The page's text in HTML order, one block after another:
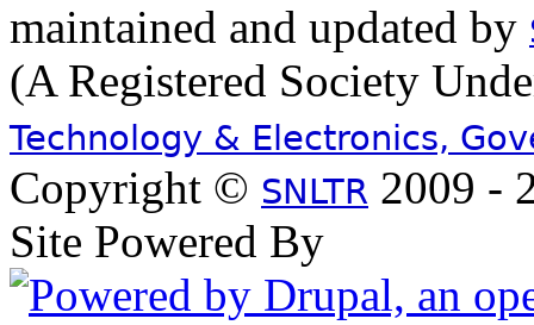
maintained and updated by
(A Registered Society
Technology & Electronics,
Copyright © SNLTR 2009 -
Site Powered By